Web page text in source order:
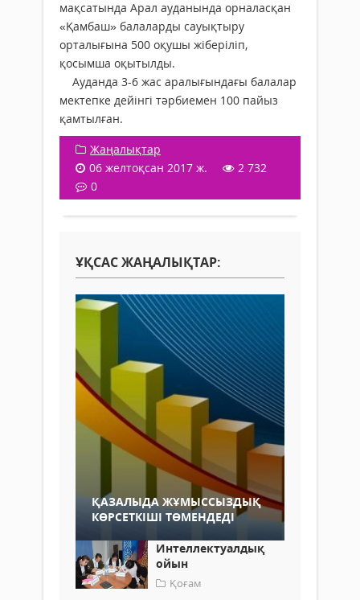
мақсатында Арал ауданында орналасқан
«Қамбаш» балаларды сауықтыру
орталығына 500 оқушы жіберіліп,
қосымша оқытылды.
Ауданда 3-6 жас аралығындағы балалар
мектепке дейінгі тәрбиемен 100 пайыз
қамтылған.
Жаңалықтар
06 желтоқсан 2017 ж.
2 732
0
ҰҚСАС ЖАҢАЛЫҚТАР:
ҚАЗАЛЫДА ЖҰМЫССЫЗДЫҚ
КӨРСЕТКІШІ ТӨМЕНДЕДІ
Интеллектуалдық
ойын
Қоғам